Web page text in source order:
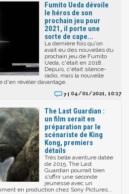
Fumito Ueda dévoile
le héros de son
prochain jeu pour
2021, il porte une
sorte de cape...
La dernière fois qu'on
avait eu des nouvelles du
prochain jeu de Fumito
Ueda, c'était en 2018.
Depuis, c'était silence-
radio, mais la nouvelle
d'en révéler davantage.
7 | 04/01/2021, 10:17
The Last Guardian :
un film serait en
préparation par le
scénariste de King
Kong, premiers
détails
Très belle aventure datée
de 2015, The Last
Guardian pourrait bien
s'offrir une seconde
jeunesse avec un
en production chez Sony Pictures...